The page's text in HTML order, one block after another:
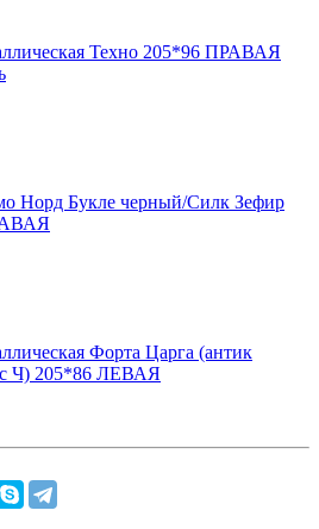
Техно 205*96 ПРАВАЯ
Норд Букле черный/Силк Зефир
Форта Царга (антик
Ч) 205*86 ЛЕВАЯ